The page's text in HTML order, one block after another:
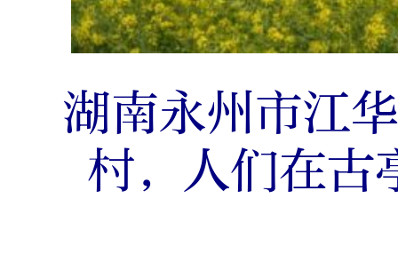
湖南永州市江
村，人们在古